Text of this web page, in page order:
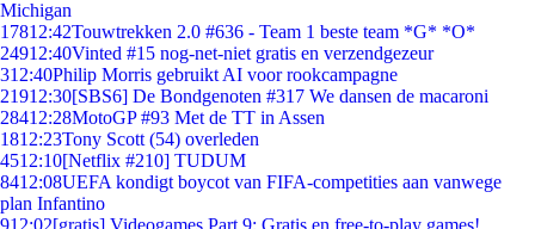
Michigan
17812:42Touwtrekken 2.0 #636 - Team 1 beste team *G* *O*
24912:40Vinted #15 nog-net-niet gratis en verzendgezeur
312:40Philip Morris gebruikt AI voor rookcampagne
21912:30[SBS6] De Bondgenoten #317 We dansen de macaroni
28412:28MotoGP #93 Met de TT in Assen
1812:23Tony Scott (54) overleden
4512:10[Netflix #210] TUDUM
8412:08UEFA kondigt boycot van FIFA-competities aan vanwege
plan Infantino
912:02[gratis] Videogames Part 9: Gratis en free-to-play games!